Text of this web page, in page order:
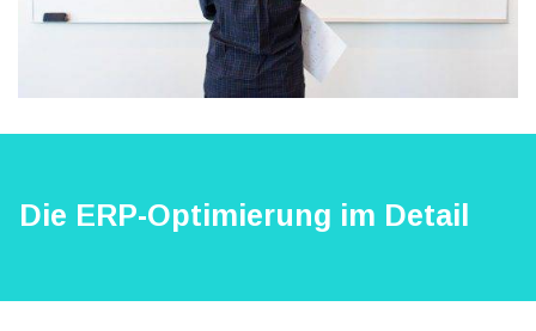
Die ERP-Optimierung im Detail